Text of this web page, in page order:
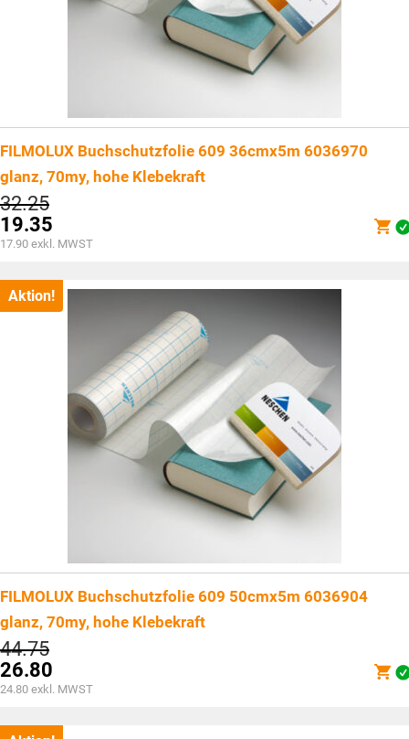
FILMOLUX Buchschutzfolie 609 36cmx5m 6036970
glanz, 70my, hohe Klebekraft
32.25Ursprünglicher
Preis
war:
CHF32.25
19.35
Aktueller
ist:
CHF19.35.
17.90 exkl. MWST
Aktion!
FILMOLUX Buchschutzfolie 609 50cmx5m 6036904
glanz, 70my, hohe Klebekraft
44.75Ursprünglicher
Preis
war:
CHF44.75
26.80
Aktueller
ist:
24.80 exkl. MWST